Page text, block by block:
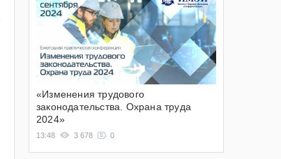
«Изменения трудового
законодательства. Охрана труда
2024»
13:48 3 678 0